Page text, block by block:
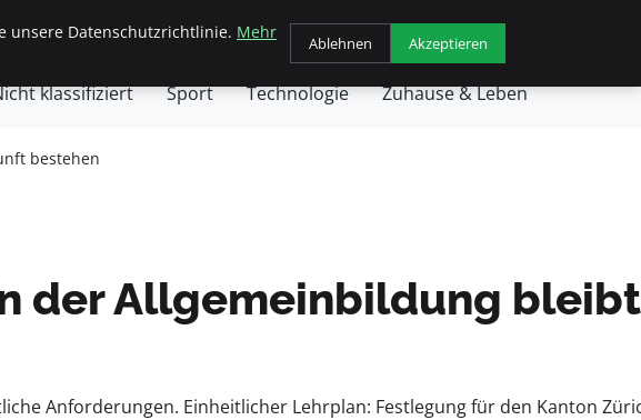
/ Mode Geschäft Gesundheit Haustiere Kochen
klassifiziert Sport Technologie Zuhause & Leben
bestehen
der Allgemeinbildung bleibt
Anforderungen. Einheitlicher Lehrplan: Festlegung für den Kanton
unsere Datenschutzrichtlinie. Mehr
Ablehnen Akzeptieren